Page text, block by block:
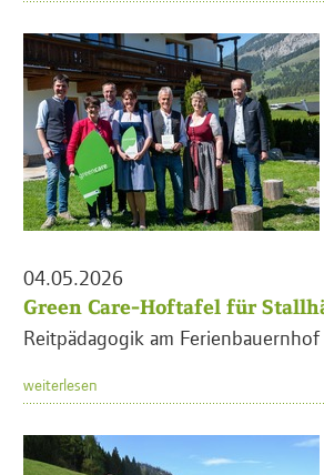
04.05.2026
Green Care-Hoftafel für
Reitpädagogik am
weiterlesen